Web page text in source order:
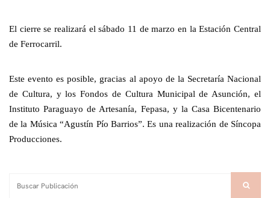
El cierre se realizará el sábado 11 de marzo en la Estación Central
de Ferrocarril.
Este evento es posible, gracias al apoyo de la Secretaría Nacional
de Cultura, y los Fondos de Cultura Municipal de Asunción, el
Instituto Paraguayo de Artesanía, Fepasa, y la Casa Bicentenario
de la Música “Agustín Pío Barrios”. Es una realización de Síncopa
Producciones.